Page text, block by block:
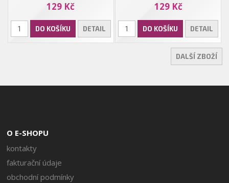
129 Kč
DO KOŠÍKU DETAIL
129 Kč
DO KOŠÍKU DETAIL
DALŠÍ ZBOŽÍ
O E-SHOPU
kontakty
fakturační údaje
obchodní podmínky